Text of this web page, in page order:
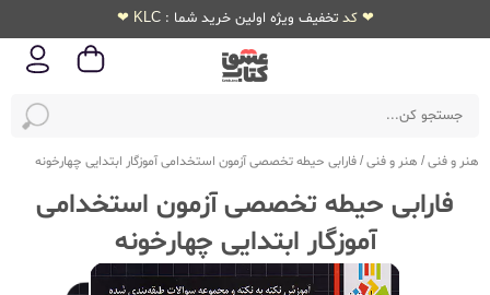
❤ کد تخفیف ویژه اولین خرید شما : KLC ❤
هنر و فنی/ هنر و فنی/فارابی حیطه تخصصی آزمون استخدامی آموزگار ابتدایی چهارخونه
فارابی حیطه تخصصی آزمون استخدامی
آموزگار ابتدایی چهارخونه